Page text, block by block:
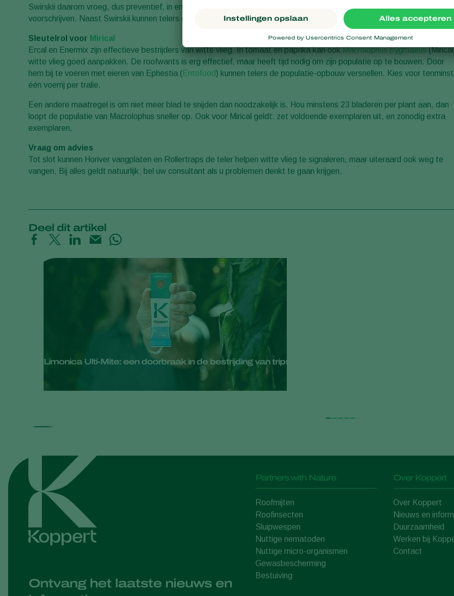
Swirskii daarom vroeg, dus preventief, in en kies voor 25 procent meer exemplaren dan de standaardadviezen
voorschrijven. Naast Swirskii kunnen telers ook Eretmocerus eremicus inzetten.
Sleutelrol voor Mirical
Ercal en Enermix zijn effectieve bestrijders van witte vlieg. In tomaat en paprika kan ookMacrolophus pygmaeus
witte vlieg goed aanpakken. De roofwants is erg effectief, maar heeft tijd nodig om zijn populatie op te bouwen. Door
hem bij te voeren met eieren van Ephestia (Entofood) kunnen telers de populatie-opbouw versnellen. Kies voor
één voerrij per tralie.
Een andere maatregel is om niet meer blad te snijden dan noodzakelijk is. Hou minstens 23 bladeren per plant aan, dan
loopt de populatie van Macrolophus sneller op. Ook voor Mirical geldt: zet voldoende exemplaren uit, en zonodig extra
exemplaren.
Vraag om advies
Tot slot kunnen Horiver vangplaten en Rollertraps de teler helpen witte vlieg te signaleren, maar uiteraard ook weg te
vangen. Bij alles geldt natuurlijk: bel uw consultant als u problemen denkt te gaan krijgen.
Deel dit artikel
Limonica Ulti-Mite: een doorbraak in de bestrijding van trips en witte vlieg
Ontvang het laatste nieuws en
Partners with Nature
Roofmijten
Roofinsecten
Sluipwespen
Nuttige nematoden
Nuttige micro-organismen
Gewasbescherming
Bestuiving
Over Koppert
Over Koppert
Nieuws en
Duurzaamheid
Werken bij
Contact